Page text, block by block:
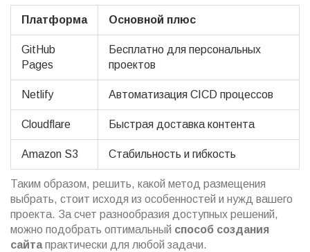
Платформа Основной плюс
GitHub
Pages
Бесплатно для персональных
проектов
Netlify Автоматизация CICD процессов
Cloudflare Быстрая доставка контента
Amazon S3 Стабильность и гибкость
Таким образом, решить, какой метод размещения
выбрать, стоит исходя из особенностей и нужд вашего
проекта. За счет разнообразия доступных решений,
можно подобрать оптимальный способ создания
сайтапрактически для любой задачи.